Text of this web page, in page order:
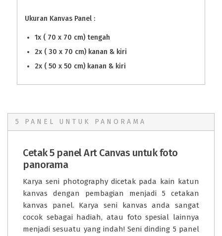
Ukuran Kanvas Panel :
1x ( 70 x 70 cm) tengah
2x ( 30 x 70 cm) kanan & kiri
2x ( 50 x 50 cm) kanan & kiri
5 PANEL UNTUK PANORAMA
Cetak 5 panel Art Canvas untuk foto
panorama
Karya seni photography dicetak pada kain katun
kanvas dengan pembagian menjadi 5 cetakan
kanvas panel. Karya seni kanvas anda sangat
cocok sebagai hadiah, atau foto spesial lainnya
menjadi sesuatu yang indah! Seni dinding 5 panel